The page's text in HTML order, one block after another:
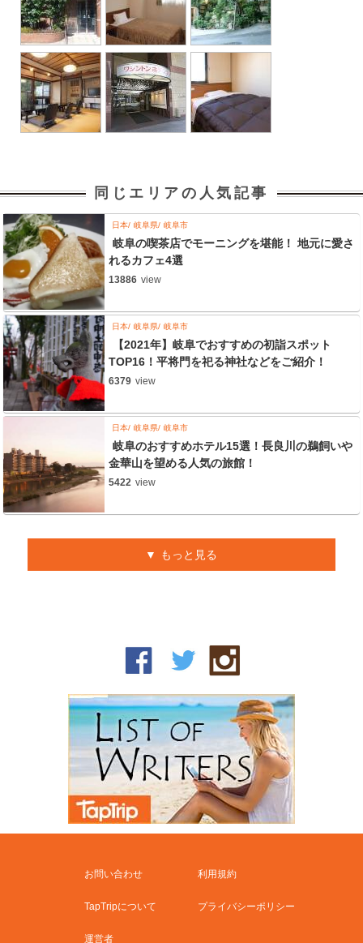
同じエリアの人気記事
日本 岐阜県 岐阜市
岐阜の喫茶店でモーニングを堪能！ 地元に愛さ
れるカフェ4選
13886 view
日本 岐阜県 岐阜市
【2021年】岐阜でおすすめの初詣スポット
TOP16！平将門を祀る神社などをご紹介！
6379 view
日本 岐阜県 岐阜市
岐阜のおすすめホテル15選！長良川の鵜飼いや
金華山を望める人気の旅館！
5422 view
もっと見る
お問い合わせ 利用規約
TapTripについて プライバシーポリシー
運営者